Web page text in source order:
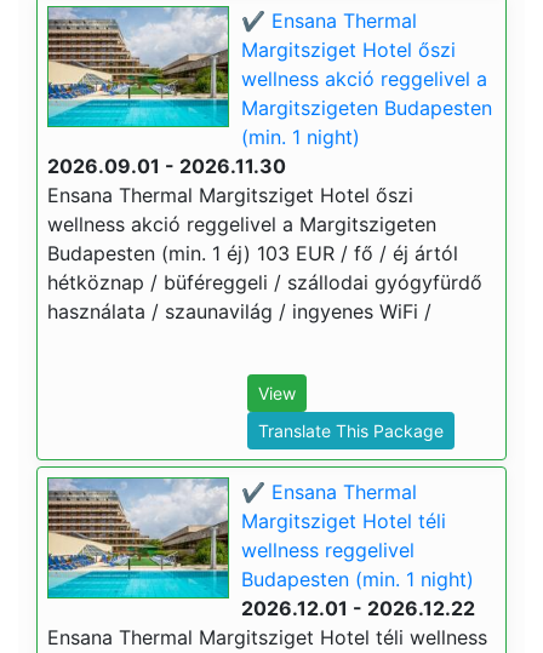
✔️ Ensana Thermal
Margitsziget Hotel őszi
wellness akció reggelivel a
Margitszigeten Budapesten
(min. 1 night)
2026.09.01 - 2026.11.30
Ensana Thermal Margitsziget Hotel őszi
wellness akció reggelivel a Margitszigeten
Budapesten (min. 1 éj) 103 EUR / fő / éj ártól
hétköznap / büféreggeli / szállodai gyógyfürdő
használata / szaunavilág / ingyenes WiFi /
View
Translate This Package
✔️ Ensana Thermal
Margitsziget Hotel téli
wellness reggelivel
Budapesten (min. 1 night)
2026.12.01 - 2026.12.22
Ensana Thermal Margitsziget Hotel téli wellness